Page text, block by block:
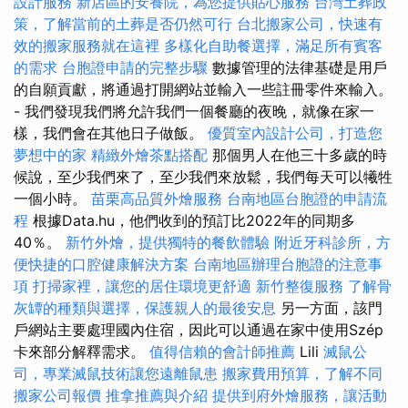
策，了解當前的土葬是否仍然可行 台北搬家公司，快速有
效的搬家服務就在這裡 多樣化自助餐選擇，滿足所有賓客
的需求 台胞證申請的完整步驟 數據管理的法律基礎是用戶
的自願貢獻，將通過打開網站並輸入一些註冊零件來輸入。
- 我們發現我們將允許我們一個餐廳的夜晚，就像在家一
樣，我們會在其他日子做飯。 優質室內設計公司，打造您
夢想中的家 精緻外燴茶點搭配 那個男人在他三十多歲的時
候說，至少我們來了，至少我們來放鬆，我們每天可以犧牲
一個小時。 苗栗高品質外燴服務 台南地區台胞證的申請流
程 根據Data.hu，他們收到的預訂比2022年的同期多
40％。 新竹外燴，提供獨特的餐飲體驗 附近牙科診所，方
便快捷的口腔健康解決方案 台南地區辦理台胞證的注意事
項 打掃家裡，讓您的居住環境更舒適 新竹整復服務 了解骨
灰罈的種類與選擇，保護親人的最後安息 另一方面，該門
戶網站主要處理國內住宿，因此可以通過在家中使用Szép
卡來部分解釋需求。 值得信賴的會計師推薦 Lili 滅鼠公
司，專業滅鼠技術讓您遠離鼠患 搬家費用預算，了解不同
搬家公司報價 推拿推薦與介紹 提供到府外燴服務，讓活動